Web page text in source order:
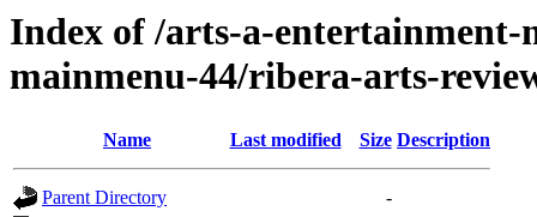
Index of /arts-a-entertainment-
mainmenu-44/ribera-arts-
Name Last modified Size Description
Parent Directory
-